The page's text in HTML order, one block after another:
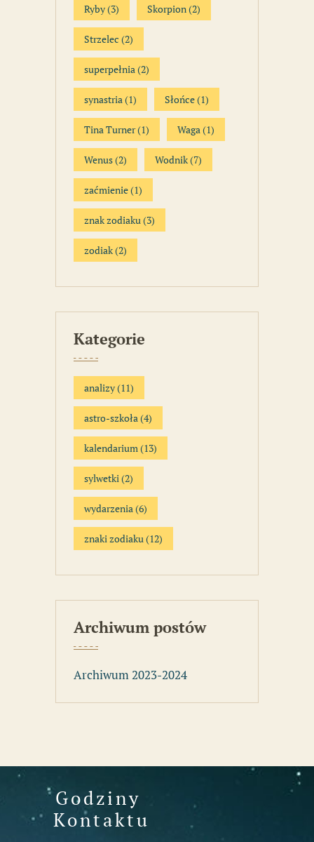
Ryby(3) Skorpion(2)
Strzelec (2)
superpełnia(2)
synastria(1) Słońce(1)
Tina Turner(1) Waga(1)
Wenus(2) Wodnik(7)
zaćmienie(1)
znak zodiaku(3)
zodiak(2)
Kategorie
analizy(11)
astro-szkoła(4)
kalendarium(13)
sylwetki(2)
wydarzenia(6)
znaki zodiaku(12)
Archiwum postów
Archiwum 2023-2024
Godziny
Kontaktu